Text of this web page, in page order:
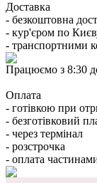
Доставка
- безкоштовна
- кур'єром по
- транспортними
Працюємо з 8:30
Оплата
- готівкою при
- безготівковий
- через термінал
- розстрочка
- оплата